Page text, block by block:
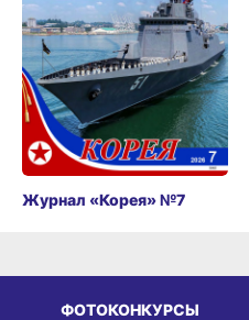
Журнал «Корея» №7
ФОТОКОНКУРСЫ